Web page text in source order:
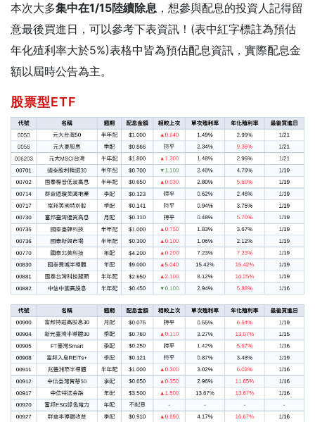
本次大多集中在1/15陸續除息 ，想參與配息的投資人記得留
意最後買進日，可以參考下表資訊！(表中紅字標註為預估
年化殖利率大於5%)表格中皆為預估配息資訊，實際配息金
額以屆時公告為主。
股票型ETF